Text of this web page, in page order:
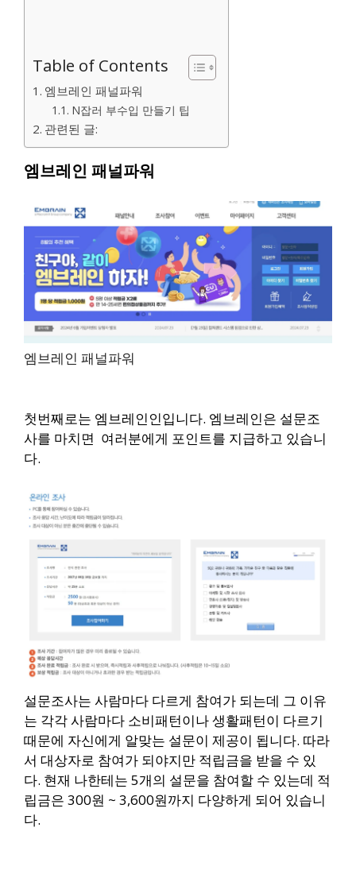
Table of Contents
엠브레인 패널파워
N잡러 부수입 만들기 팁
관련된 글:
엠브레인 패널파워
엠브레인 패널파워
첫번째로는 엠브레인인입니다. 엠브레인은 설문조
사를 마치면 여러분에게 포인트를 지급하고 있습니
다.
설문조사는 사람마다 다르게 참여가 되는데 그 이유
는 각각 사람마다 소비패턴이나 생활패턴이 다르기
때문에 자신에게 알맞는 설문이 제공이 됩니다. 따라
서 대상자로 참여가 되야지만 적립금을 받을 수 있
다. 현재 나한테는 5개의 설문을 참여할 수 있는데 적
립금은 300원 ~ 3,600원까지 다양하게 되어 있습니
다.